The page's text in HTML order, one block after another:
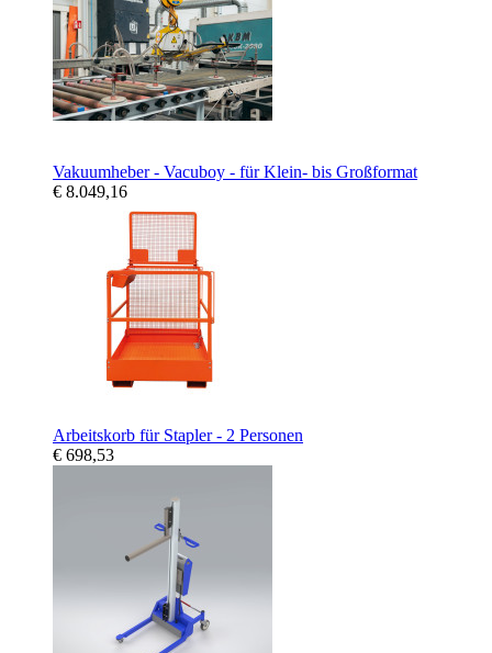
Vakuumheber - Vacuboy - für Klein- bis Großformat
€ 8.049,16
Arbeitskorb für Stapler - 2 Personen
€ 698,53